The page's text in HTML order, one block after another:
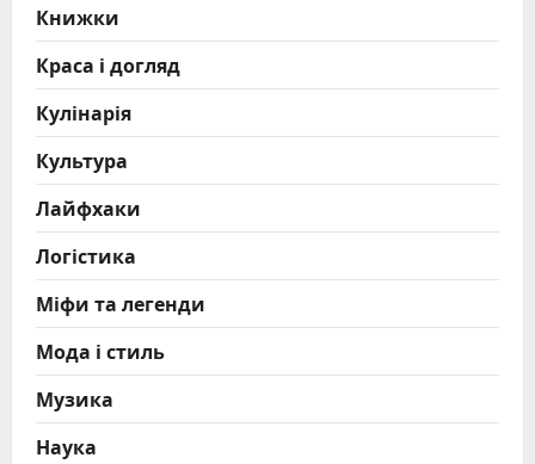
Книжки
Краса і догляд
Кулінарія
Культура
Лайфхаки
Логістика
Міфи та легенди
Мода і стиль
Музика
Наука